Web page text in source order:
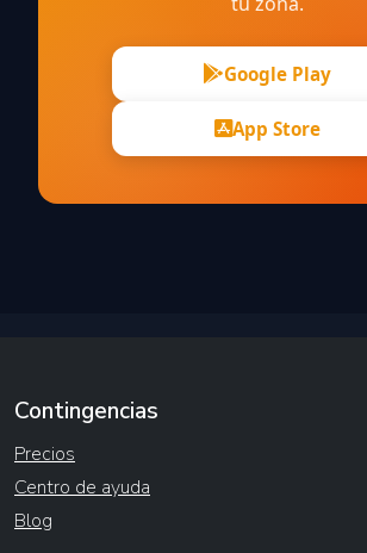
Google Play
App Store
Contingencias
Precios
Centro de ayuda
Blog